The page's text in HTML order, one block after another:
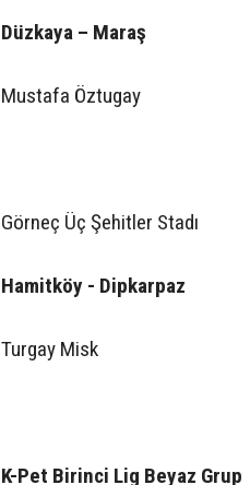
Düzkaya – Maraş
Mustafa Öztugay
Görneç Üç Şehitler Stadı
Hamitköy - Dipkarpaz
Turgay Misk
K-Pet Birinci Lig Beyaz Grup